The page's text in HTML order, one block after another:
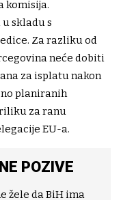
komisija.
skladu s
Za razliku od
neće dobiti
za isplatu nakon
planiranih
za ranu
EU-a.
POZIVE
žele da BiH ima